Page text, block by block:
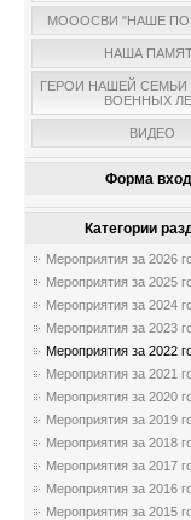
МОООСВИ "НАШЕ
НАША
ГЕРОИ НАШЕЙ СЕМЬИ
ВОЕННЫХ
ВИДЕО
Форма
Категории
Мероприятия за 2026
Мероприятия за 2025
Мероприятия за 2024
Мероприятия за 2023
Мероприятия за 2022
Мероприятия за 2021
Мероприятия за 2020
Мероприятия за 2019
Мероприятия за 2018
Мероприятия за 2017
Мероприятия за 2016
Мероприятия за 2015